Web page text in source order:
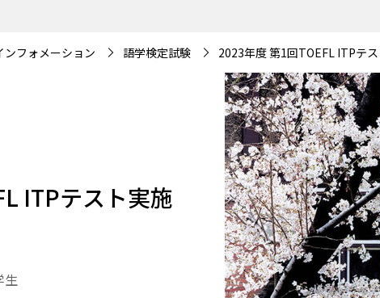
ンフォメーション 語学検定試験 2023年度 第1回TOEFL ITPテ
ITPテスト実施
生